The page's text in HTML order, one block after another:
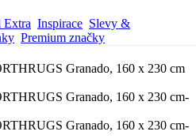
Extra Inspirace Slevy &
Premium značky